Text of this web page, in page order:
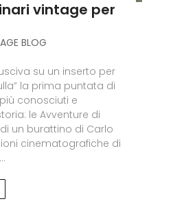
vintage per
BLOG
usciva su un inserto per
la prima puntata di
conosciuti e
le Avventure di
un burattino di Carlo
cinematografiche di